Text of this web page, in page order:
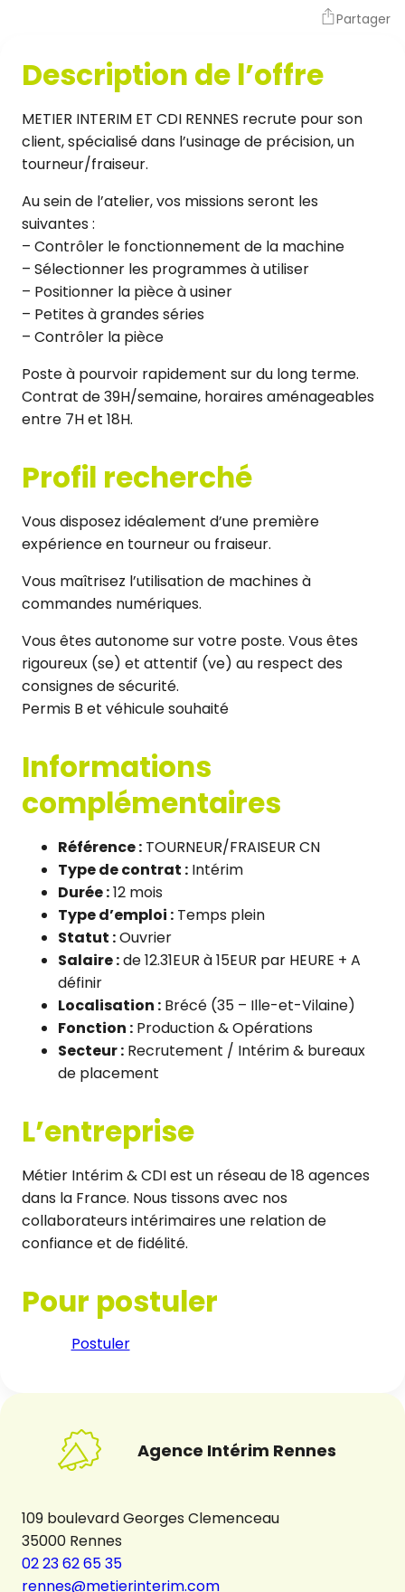
Partager
Description de l’offre
METIER INTERIM ET CDI RENNES recrute pour son
client, spécialisé dans l’usinage de précision, un
tourneur/fraiseur.
Au sein de l’atelier, vos missions seront les
suivantes :
– Contrôler le fonctionnement de la machine
– Sélectionner les programmes à utiliser
– Positionner la pièce à usiner
– Petites à grandes séries
– Contrôler la pièce
Poste à pourvoir rapidement sur du long terme.
Contrat de 39H/semaine, horaires aménageables
entre 7H et 18H.
Profil recherché
Vous disposez idéalement d’une première
expérience en tourneur ou fraiseur.
Vous maîtrisez l’utilisation de machines à
commandes numériques.
Vous êtes autonome sur votre poste. Vous êtes
rigoureux (se) et attentif (ve) au respect des
consignes de sécurité.
Permis B et véhicule souhaité
Informations
complémentaires
Référence : TOURNEUR/FRAISEUR CN
Type de contrat : Intérim
Durée :12 mois
Type d’emploi : Temps plein
Statut :Ouvrier
Salaire :de 12.31EUR à 15EUR par HEURE + A
définir
Localisation : Brécé (35 – Ille-et-Vilaine)
Fonction : Production & Opérations
Secteur : Recrutement / Intérim & bureaux
de placement
L’entreprise
Métier Intérim & CDI est un réseau de 18 agences
dans la France. Nous tissons avec nos
collaborateurs intérimaires une relation de
confiance et de fidélité.
Pour postuler
Postuler
Agence Intérim Rennes
109 boulevard Georges Clemenceau
35000 Rennes
02 23 62 65 35
rennes@metierinterim.com